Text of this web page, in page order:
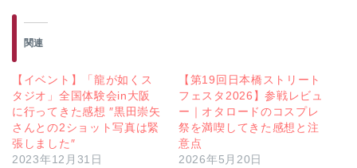
関連
【イベント】「龍が如くス
タジオ」全国体験会in大阪
に行ってきた感想 ″黒田崇矢
さんとの2ショット写真は緊
張しました″
2023年12月31日
【第19回日本橋ストリート
フェスタ2026】参戦レビュ
ー｜オタロードのコスプレ
祭を満喫してきた感想と注
意点
2026年5月20日